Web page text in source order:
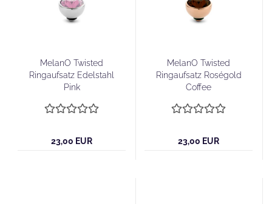
MelanO Twisted
Ringaufsatz Edelstahl
Pink
23,00 EUR
MelanO Twisted
Ringaufsatz Roségold
Coffee
23,00 EUR